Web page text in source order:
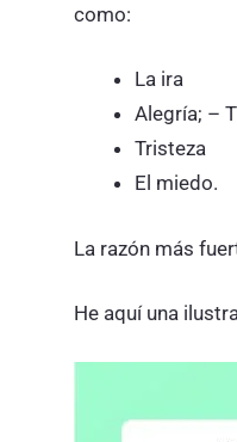
como:
La ira
Alegría; –
Tristeza
El miedo.
La razón más
He aquí una